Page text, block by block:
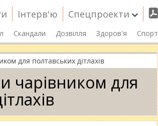
Інтерв'ю Спецпроекти
Скандали Дозвілля Здоров'я Спорт
для полтавських дітлахів
чарівником для